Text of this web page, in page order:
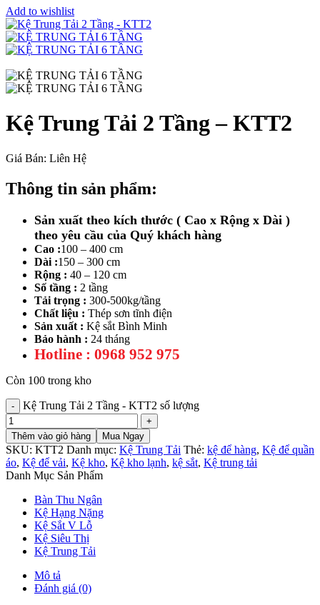
Add to wishlist
Kệ Trung Tải 2 Tầng – KTT2
Giá Bán: Liên Hệ
Thông tin sản phẩm:
Sản xuất theo kích thước ( Cao x Rộng x Dài )
theo yêu cầu của Quý khách hàng
Cao :100 – 400 cm
Dài :150 – 300 cm
Rộng : 40 – 120 cm
Số tầng : 2 tầng
Tải trọng : 300-500kg/tầng
Chất liệu : Thép sơn tĩnh điện
Sản xuất : Kệ sắt Bình Minh
Bảo hành : 24 tháng
Hotline : 0968 952 975
Còn 100 trong kho
Kệ Trung Tải 2 Tầng - KTT2 số lượng
Thêm vào giỏ hàng Mua Ngay
SKU: KTT2 Danh mục: Kệ Trung Tải Thẻ: kệ để hàng, Kệ để quần
áo, Kệ để vải, Kệ kho, Kệ kho lạnh, kệ sắt, Kệ trung tải
Danh Mục Sản Phẩm
Bàn Thu Ngân
Kệ Hạng Nặng
Kệ Sắt V Lỗ
Kệ Siêu Thị
Kệ Trung Tải
Mô tả
Đánh giá (0)